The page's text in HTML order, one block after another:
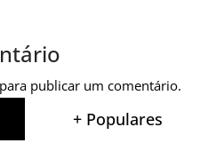
para publicar um comentário.
+ Populares